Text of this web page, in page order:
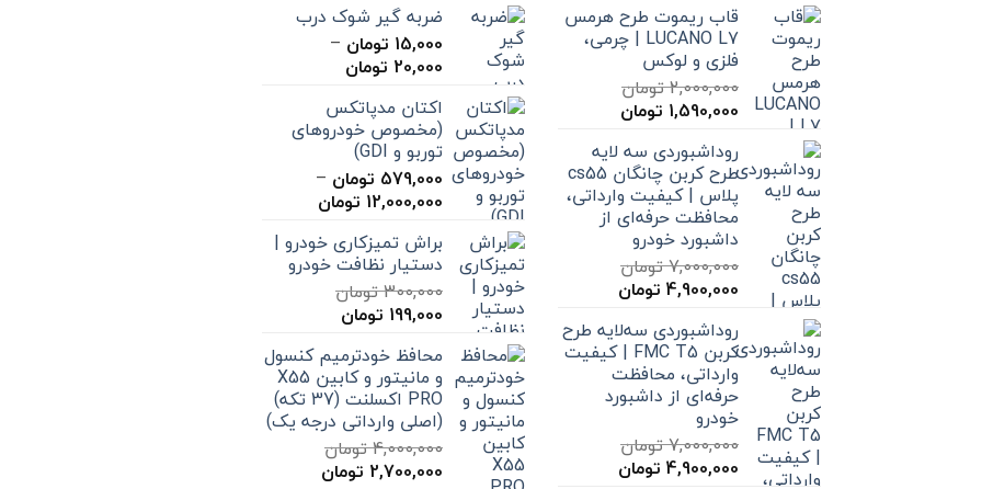
قاب ریموت طرح هرمس
LUCANO L7 | چرمی،
فلزی و لوکس
2,000,000تومان
قیمت
2,000,000 تومان
بود.
1,590,000 تومان
1,590,000 تومان
است.
روداشبوردی سه‌ لایه
طرح کربن چانگان cs55
پلاس | کیفیت وارداتی،
محافظت حرفه‌ای از
داشبورد خودرو
7,000,000تومان
قیمت
7,000,000 تومان
بود.
4,900,000 تومان
4,900,000 تومان
است.
روداشبوردی سه‌لایه طرح
کربن FMC T5 | کیفیت
وارداتی، محافظت
حرفه‌ای از داشبورد
خودرو
7,000,000تومان
قیمت
4,900,000 تومان
ضربه گیر شوک درب
15,000 تومان –
20,000 تومان
تا
اکتان مدپاتکس
(مخصوص خودروهای
توربو و GDI)
579,000 تومان –
12,000,000 تومان
تا
براش تمیزکاری خودرو |
دستیار نظافت خودرو
300,000تومان
قیمت
300,000 تومان
بود.
199,000 تومان
199,000 تومان
است.
محافظ خودترمیم کنسول
و مانیتور و کابین X55
PRO اکسلنت (37 تکه)
(اصلی وارداتی درجه یک)
4,000,000تومان
قیمت
2,700,000 تومان